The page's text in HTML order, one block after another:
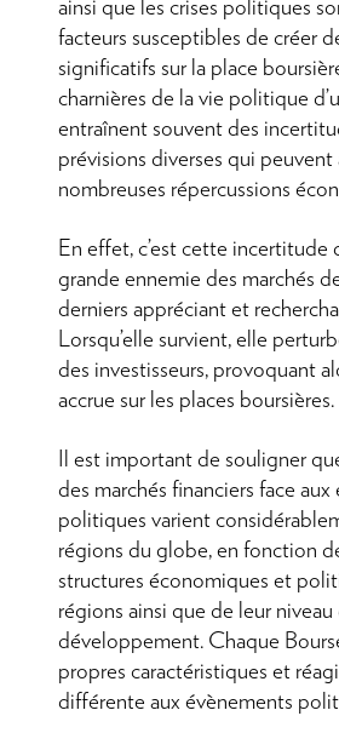
ainsi que les crises politiques
facteurs susceptibles de créer
significatifs sur la place
charnières de la vie politique
entraînent souvent des
prévisions diverses qui peuvent
nombreuses répercussions
En effet, c’est cette incertitude
grande ennemie des marchés
derniers appréciant et
Lorsqu’elle survient, elle
des investisseurs, provoquant
accrue sur les places boursières.
Il est important de souligner
des marchés financiers face aux
politiques varient
régions du globe, en fonction
structures économiques et
régions ainsi que de leur niveau
développement. Chaque
propres caractéristiques et
différente aux évènements